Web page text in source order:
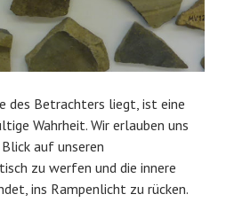
des Betrachters liegt, ist eine
Wahrheit. Wir erlauben uns
auf unseren
zu werfen und die innere
ins Rampenlicht zu rücken.